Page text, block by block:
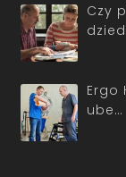
Czy
Ergo
ube…